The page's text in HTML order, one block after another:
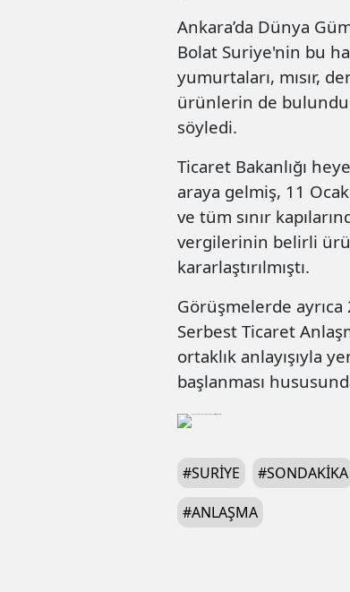
Ankara’da Dünya
Bolat Suriye'nin bu
yumurtaları, mısır,
ürünlerin de
söyledi.
Ticaret Bakanlığı
araya gelmiş, 11
ve tüm sınır
vergilerinin belirli
kararlaştırılmıştı.
Görüşmelerde ayrıca
Serbest Ticaret
ortaklık anlayışıyla
başlanması
#SURIYE #SONDAKIKA
#ANLAŞMA